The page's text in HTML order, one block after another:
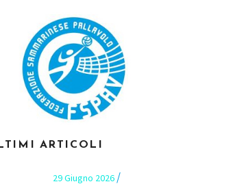
ARTICOLI
29 Giugno 2026